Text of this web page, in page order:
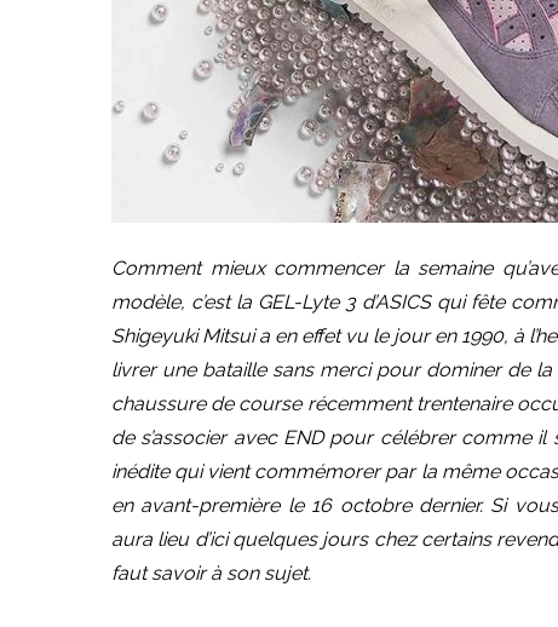
Comment mieux commencer la semaine
modèle, c’est la GEL-Lyte 3 d’ASICS qui fête
Shigeyuki Mitsui a en effet vu le jour en 1990, à
livrer une bataille sans merci pour dominer de
chaussure de course récemment trentenaire
de s’associer avec END pour célébrer comme il
inédite qui vient commémorer par la même
en avant-première le 16 octobre dernier. Si
aura lieu d’ici quelques jours chez certains
faut savoir à son sujet.